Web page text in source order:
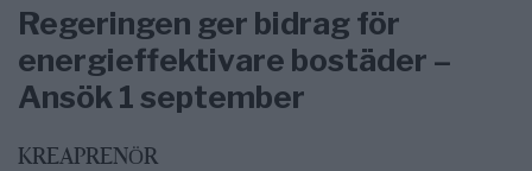
Regeringen ger bidrag för
energieffektivare bostäder –
Ansök 1 september
KREAPRENÖR